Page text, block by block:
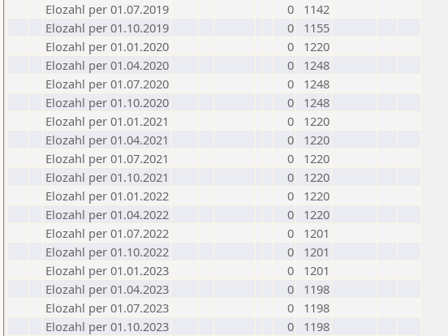
Elozahl per 01.07.2019
0
1142
Elozahl per 01.10.2019
0
1155
Elozahl per 01.01.2020
0
1220
Elozahl per 01.04.2020
0
1248
Elozahl per 01.07.2020
0
1248
Elozahl per 01.10.2020
0
1248
Elozahl per 01.01.2021
0
1220
Elozahl per 01.04.2021
0
1220
Elozahl per 01.07.2021
0
1220
Elozahl per 01.10.2021
0
1220
Elozahl per 01.01.2022
0
1220
Elozahl per 01.04.2022
0
1220
Elozahl per 01.07.2022
0
1201
Elozahl per 01.10.2022
0
1201
Elozahl per 01.01.2023
0
1201
Elozahl per 01.04.2023
0
1198
Elozahl per 01.07.2023
0
1198
Elozahl per 01.10.2023
0
1198